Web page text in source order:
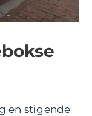
en stigende